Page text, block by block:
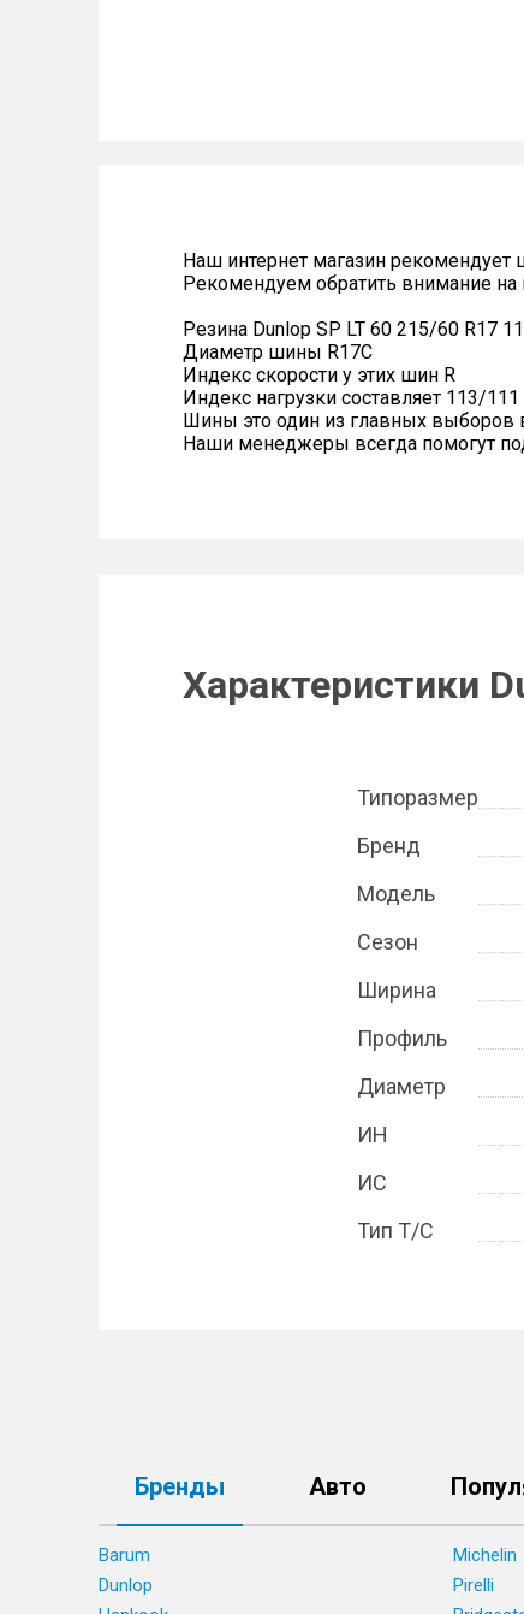
Наш интернет магазин
Рекомендуем обратить внимание
Резина Dunlop SP LT 60 215/60 R17
Диаметр шины R17C
Индекс скорости у этих шин R
Индекс нагрузки составляет 113/111
Шины это один из главных выборов
Наши менеджеры всегда помогут
Характеристики
Типоразмер
Бренд
Модель
Сезон
Ширина
Профиль
Диаметр
ИН
ИС
Тип Т/С
Бренды Авто
Barum Michelin
Dunlop
Pirelli